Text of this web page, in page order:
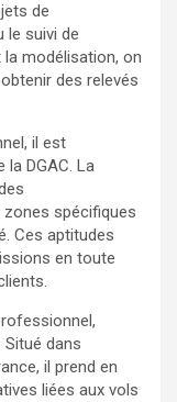
de
le suivi de
modélisation, on
des relevés
il est
la DGAC. La
spécifiques
Ces aptitudes
en toute
dans
il prend en
liées aux vols